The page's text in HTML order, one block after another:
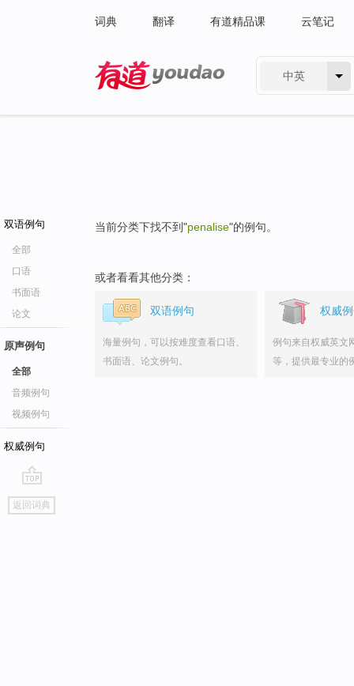
词典 翻译 有道精品课 云笔记
中英
双语例句
全部
口语
书面语
论文
原声例句
全部
音频例句
视频例句
权威例句
go
top
返回词典
当前分类下找不到"penalise"的例句。
或者看看其他分类：
双语例句
海量例句，可以按难度查看口语、
书面语、论文例句。
权威
例句来自权威英文
等，提供最专业的